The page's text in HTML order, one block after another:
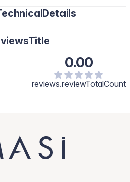
0.00
reviews.reviewTotalCount